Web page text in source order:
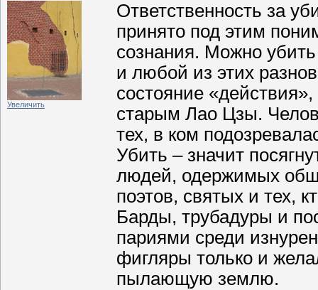
Увеличить
Ответственность за
принято под этим
сознания. Можно
и любой из этих
состояние
старым Лао Цзы.
тех, в ком
Убить – значит
людей, одержимых
поэтов, святых и тех,
Барды, трубадуры и
париями среди
фигляры только и
пылающую землю.